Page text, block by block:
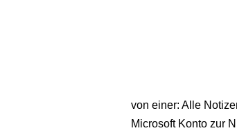
von einer: Alle
Microsoft Konto zur